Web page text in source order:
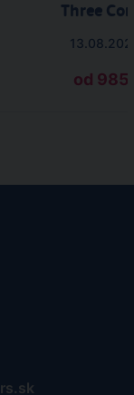
Three
od 985